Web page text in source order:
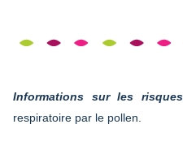
Informations sur les
respiratoire par le pollen.